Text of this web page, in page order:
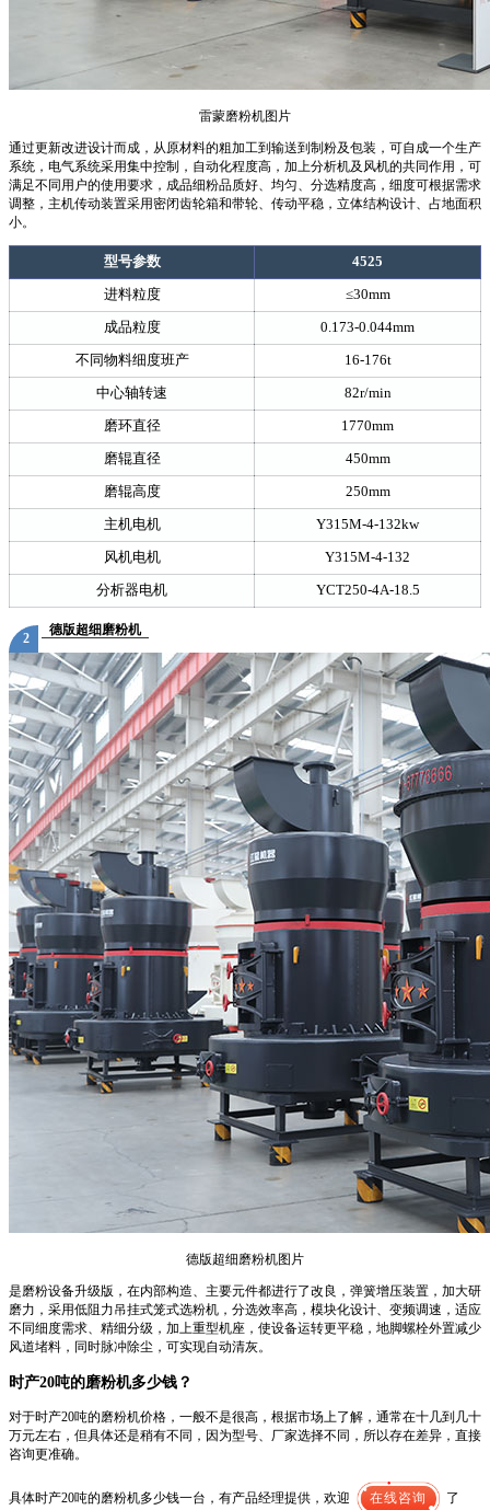
雷蒙磨粉机图片
通过更新改进设计而成，从原材料的粗加工到输送到制粉及包装，可自成一个生产
系统，电气系统采用集中控制，自动化程度高，加上分析机及风机的共同作用，可
满足不同用户的使用要求，成品细粉品质好、均匀、分选精度高，细度可根据需求
调整，主机传动装置采用密闭齿轮箱和带轮、传动平稳，立体结构设计、占地面积
小。
型号参数 4525
进料粒度 ≤30mm
成品粒度 0.173-0.044mm
不同物料细度班产 16-176t
中心轴转速 82r/min
磨环直径 1770mm
磨辊直径 450mm
磨辊高度 250mm
主机电机 Y315M-4-132kw
风机电机 Y315M-4-132
分析器电机 YCT250-4A-18.5
2
德版超细磨粉机
德版超细磨粉机图片
是磨粉设备升级版，在内部构造、主要元件都进行了改良，弹簧增压装置，加大研
磨力，采用低阻力吊挂式笼式选粉机，分选效率高，模块化设计、变频调速，适应
不同细度需求、精细分级，加上重型机座，使设备运转更平稳，地脚螺栓外置减少
风道堵料，同时脉冲除尘，可实现自动清灰。
时产20吨的磨粉机多少钱？
对于时产20吨的磨粉机价格，一般不是很高，根据市场上了解，通常在十几到几十
万元左右，但具体还是稍有不同，因为型号、厂家选择不同，所以存在差异，直接
咨询更准确。
具体时产20吨的磨粉机多少钱一台，有产品经理提供，欢迎 在线咨询 了